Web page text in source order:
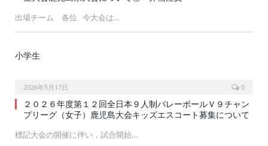
出場チーム 各位 今大会は…
小学生
2026年5月17日 0
２０２６年度第１２回全日本９人制バレーボールＶ９チャン
プリーグ（女子）鹿児島大会キッズエスコート募集について
標記大会の開催に伴い，試合開始…